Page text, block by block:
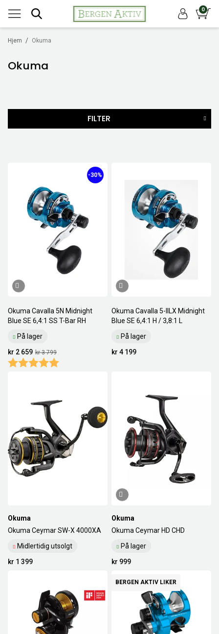
0
/
Hjem Okuma
Okuma
FILTER
6
Nullstill
Okuma Cavalla 5N Midnight
Blue SE 6,4:1 SS T-Bar RH
På lager
-30%
kr 3 799
kr 2 659
Karakter:
Okuma Cavalla 5-IILX Midnight
Blue SE 6,4:1 H / 3,8:1 L
På lager
kr 4 199
Okuma
Okuma Ceymar SW-X 4000XA
Midlertidig utsolgt
kr 1 399
Okuma
Okuma Ceymar HD CHD
På lager
kr 999
BERGEN AKTIV LIKER